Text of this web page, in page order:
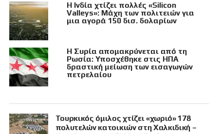
Η Ινδία χτίζει πολλές «Silicon
Valleys»: Μάχη των πολιτειών για
μια αγορά 150 δισ. δολαρίων
Η Συρία απομακρύνεται από τη
Ρωσία: Υποσχέθηκε στις ΗΠΑ
δραστική μείωση των εισαγωγών
πετρελαίου
Τουρκικός όμιλος χτίζει «χωριό» 178
πολυτελών κατοικιών στη Χαλκιδική –